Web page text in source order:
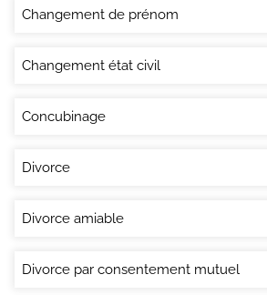
Changement de prénom
Changement état civil
Concubinage
Divorce
Divorce amiable
Divorce par consentement mutuel